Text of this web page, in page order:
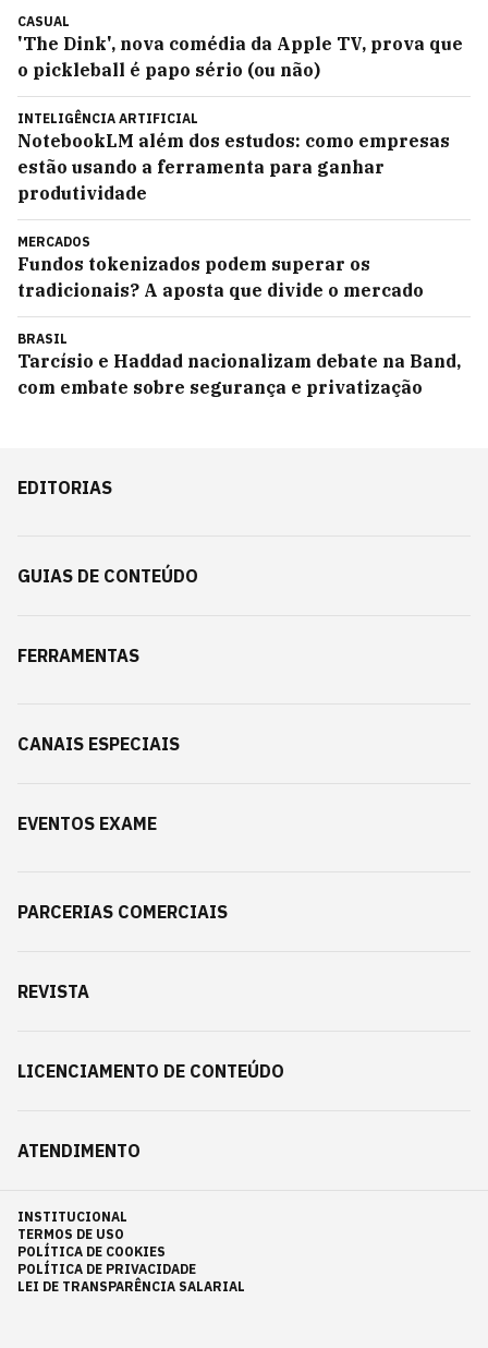
CASUAL
'The Dink', nova comédia da Apple TV, prova que
o pickleball é papo sério (ou não)
INTELIGÊNCIA ARTIFICIAL
NotebookLM além dos estudos: como empresas
estão usando a ferramenta para ganhar
produtividade
MERCADOS
Fundos tokenizados podem superar os
tradicionais? A aposta que divide o mercado
BRASIL
Tarcísio e Haddad nacionalizam debate na Band,
com embate sobre segurança e privatização
EDITORIAS
GUIAS DE CONTEÚDO
FERRAMENTAS
CANAIS ESPECIAIS
EVENTOS EXAME
PARCERIAS COMERCIAIS
REVISTA
LICENCIAMENTO DE CONTEÚDO
ATENDIMENTO
INSTITUCIONAL
TERMOS DE USO
POLÍTICA DE COOKIES
POLÍTICA DE PRIVACIDADE
LEI DE TRANSPARÊNCIA SALARIAL